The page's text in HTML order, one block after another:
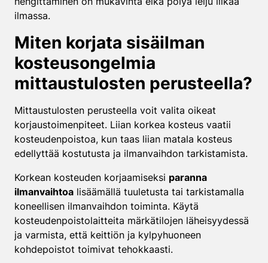
ilmassa.
Miten korjata sisäilman
kosteusongelmia
mittaustulosten perusteella?
Mittaustulosten perusteella voit valita oikeat
korjaustoimenpiteet. Liian korkea kosteus vaatii
kosteudenpoistoa, kun taas liian matala kosteus
edellyttää kostutusta ja ilmanvaihdon tarkistamista.
Korkean kosteuden korjaamiseksi paranna
ilmanvaihtoa lisäämällä tuuletusta tai tarkistamalla
koneellisen ilmanvaihdon toiminta. Käytä
kosteudenpoistolaitteita märkätilojen läheisyydessä
ja varmista, että keittiön ja kylpyhuoneen
kohdepoistot toimivat tehokkaasti.